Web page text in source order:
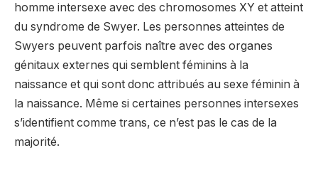
homme intersexe avec des chromosomes XY et atteint
du syndrome de Swyer. Les personnes atteintes de
Swyers peuvent parfois naître avec des organes
génitaux externes qui semblent féminins à la
naissance et qui sont donc attribués au sexe féminin à
la naissance. Même si certaines personnes intersexes
s’identifient comme trans, ce n’est pas le cas de la
majorité.